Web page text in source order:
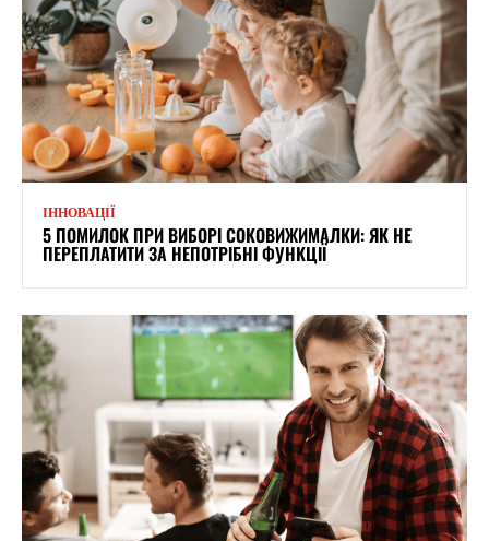
ІННОВАЦІЇ
5 ПОМИЛОК ПРИ ВИБОРІ СОКОВИЖИМАЛКИ: ЯК НЕ
ПЕРЕПЛАТИТИ ЗА НЕПОТРІБНІ ФУНКЦІЇ